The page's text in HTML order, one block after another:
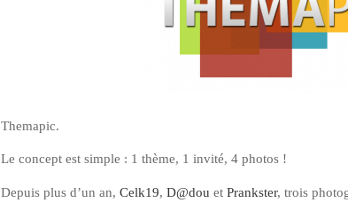
Themapic.
Le concept est simple : 1 thème, 1 invité, 4 photos !
Depuis plus d’un an, Celk19, D@dou et Prankster, trois